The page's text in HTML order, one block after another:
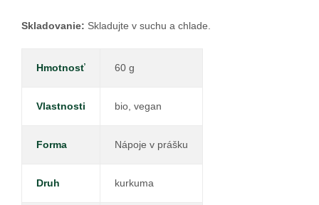
Skladovanie: Skladujte v suchu a chlade.
Hmotnosť 60 g
Vlastnosti bio, vegan
Forma Nápoje v prášku
Druh kurkuma